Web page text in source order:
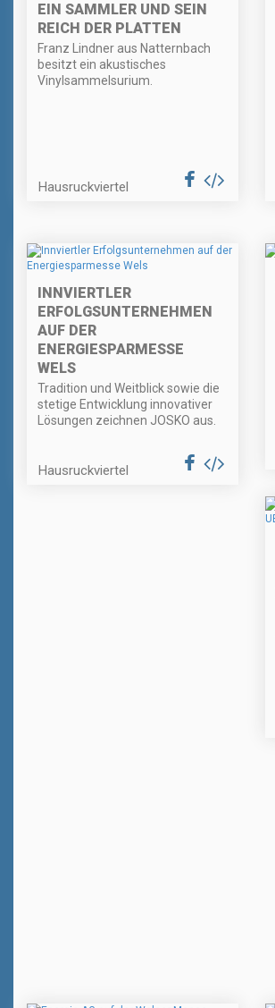
EIN SAMMLER UND SEIN
REICH DER PLATTEN
Franz Lindner aus Natternbach
besitzt ein akustisches
Vinylsammelsurium.
Hausruckviertel
INNVIERTLER
ERFOLGSUNTERNEHMEN
AUF DER
ENERGIESPARMESSE
WELS
Tradition und Weitblick sowie die
stetige Entwicklung innovativer
Lösungen zeichnen JOSKO aus.
Hausruckviertel